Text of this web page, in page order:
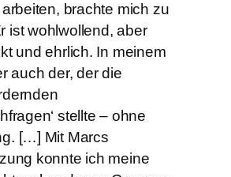
brachte mich zu
ist wohlwollend, aber
und ehrlich. In meinem
auch der, der die
stellte – ohne
[…] Mit Marcs
konnte ich meine